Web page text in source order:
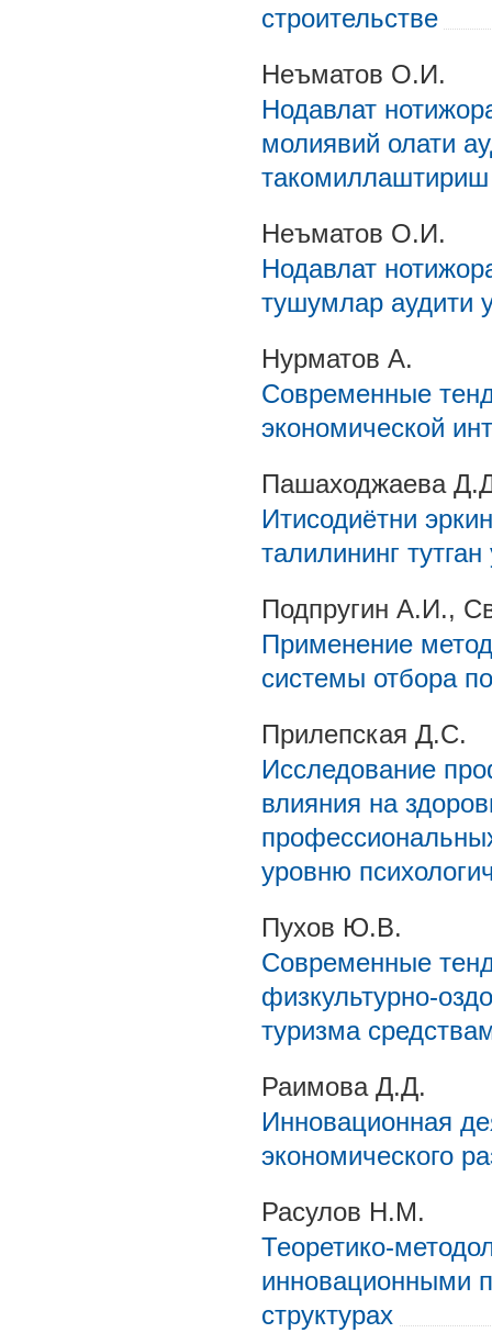
строительстве
Неъматов О.И.
Нодавлат
молиявий олати
такомиллаштириш
Неъматов О.И.
Нодавлат
тушумлар аудити
Нурматов А.
Современные
экономической
Пашаходжаева
Итисодиётни
талилининг тутган
Подпругин А.И.,
Применение
системы отбора
Прилепская Д.С.
Исследование
влияния на
уровню
Пухов Ю.В.
Современные
физкультурно-
туризма
Раимова Д.Д.
Инновационная
экономического
Расулов Н.М.
Теоретико-
инновационными
структурах